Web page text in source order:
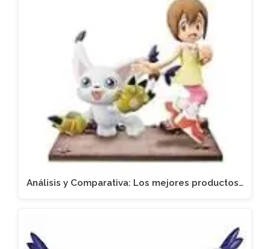
Análisis y Comparativa: Los mejores productos…